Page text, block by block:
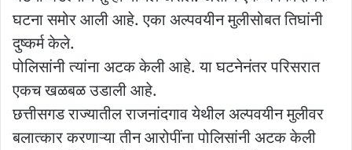
घटना समोर आली आहे. एका अल्पवयीन मुलीसोबत तिघांनी
दुष्कर्म केले.
पोलिसांनी त्यांना अटक केली आहे. या घटनेनंतर परिसरात
एकच खळबळ उडाली आहे.
छत्तीसगड राज्यातील राजनांदगाव येथील अल्पवयीन मुलीवर
बलात्कार करणाऱ्या तीन आरोपींना पोलिसांनी अटक केली